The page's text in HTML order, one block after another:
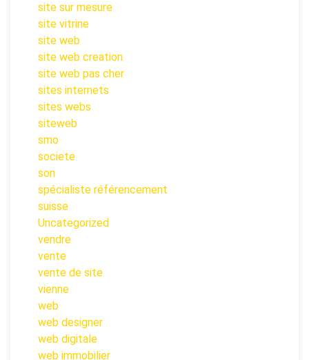
site sur mesure
site vitrine
site web
site web creation
site web pas cher
sites internets
sites webs
siteweb
smo
societe
son
spécialiste référencement
suisse
Uncategorized
vendre
vente
vente de site
vienne
web
web designer
web digitale
web immobilier